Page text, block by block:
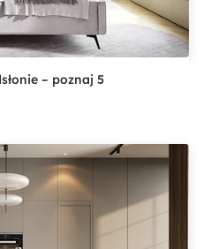
– poznaj 5